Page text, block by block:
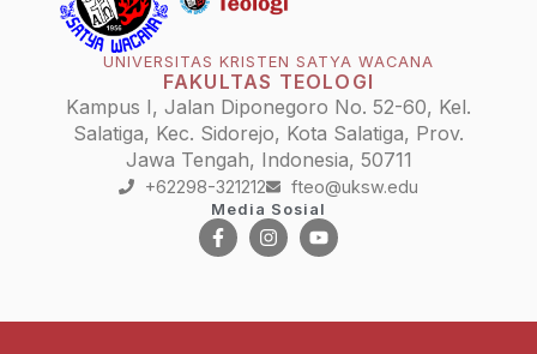
UNIVERSITAS KRISTEN SATYA WACANA
FAKULTAS TEOLOGI
Kampus I, Jalan Diponegoro No. 52-60, Kel.
Salatiga, Kec. Sidorejo, Kota Salatiga, Prov.
Jawa Tengah, Indonesia, 50711
+62298-321212 fteo@uksw.edu
Media Sosial